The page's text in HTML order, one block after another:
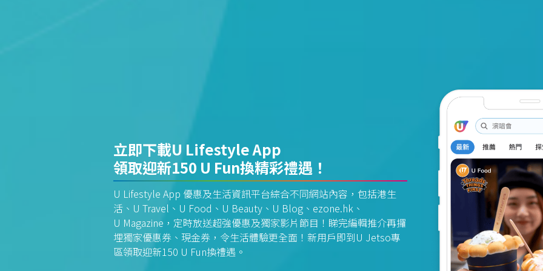
立即下載U Lifestyle App
領取迎新150 U Fun換精彩禮遇！
U Lifestyle App 優惠及生活資訊平台綜合不同網站內容，包括港生
活、U Travel、U Food、U Beauty、U Blog、ezone.hk、
U Magazine，定時放送超強優惠及獨家影片節目！睇完編輯推介再攞
埋獨家優惠券、現金券，令生活體驗更全面！新用戶即到U Jetso專
區領取迎新150 U Fun換禮遇。